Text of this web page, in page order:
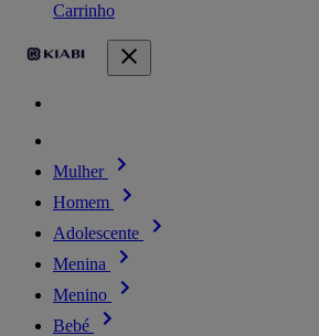
Carrinho
Mulher
Homem
Adolescente
Menina
Menino
Bebé